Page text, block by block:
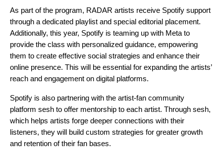
As part of the program, RADAR artists receive Spotify support
through a dedicated playlist and special editorial placement.
Additionally, this year, Spotify is teaming up with Meta to
provide the class with personalized guidance, empowering
them to create effective social strategies and enhance their
online presence. This will be essential for expanding the artists’
reach and engagement on digital platforms.
Spotify is also partnering with the artist-fan community
platform sesh to offer mentorship to each artist. Through sesh,
which helps artists forge deeper connections with their
listeners, they will build custom strategies for greater growth
and retention of their fan bases.